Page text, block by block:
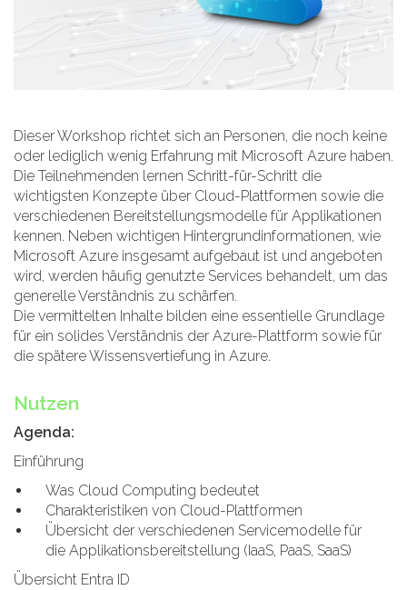
Dieser Workshop richtet sich an Personen, die noch keine
oder lediglich wenig Erfahrung mit Microsoft Azure haben.
Die Teilnehmenden lernen Schritt-für-Schritt die
wichtigsten Konzepte über Cloud-Plattformen sowie die
verschiedenen Bereitstellungsmodelle für Applikationen
kennen. Neben wichtigen Hintergrundinformationen, wie
Microsoft Azure insgesamt aufgebaut ist und angeboten
wird, werden häufig genutzte Services behandelt, um das
generelle Verständnis zu schärfen.
Die vermittelten Inhalte bilden eine essentielle Grundlage
für ein solides Verständnis der Azure-Plattform sowie für
die spätere Wissensvertiefung in Azure.
Nutzen
Agenda:
Einführung
Was Cloud Computing bedeutet
Charakteristiken von Cloud-Plattformen
Übersicht der verschiedenen Servicemodelle für
die Applikationsbereitstellung (IaaS, PaaS, SaaS)
Übersicht Entra ID